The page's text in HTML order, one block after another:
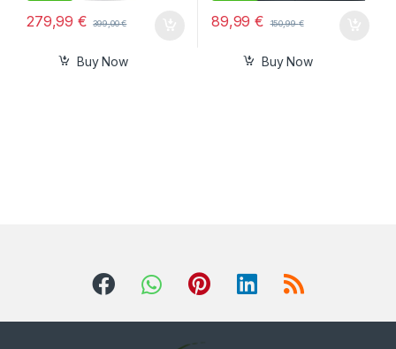
279,99€ 399,00€
Buy Now
89,99€ 150,99€
Buy Now